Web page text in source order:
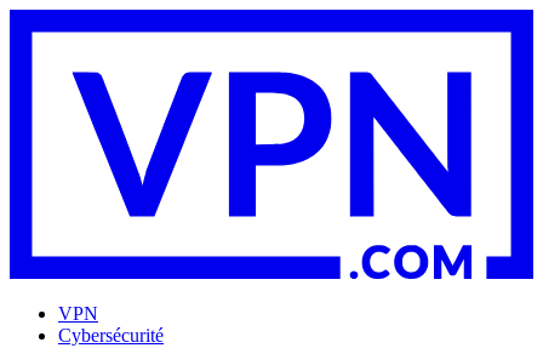
VPN
Cybersécurité